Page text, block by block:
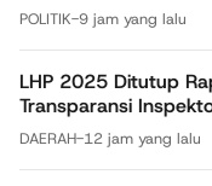
POLITIK-9 jam yang lalu
LHP 2025 Ditutup
Transparansi
DAERAH-12 jam yang lalu